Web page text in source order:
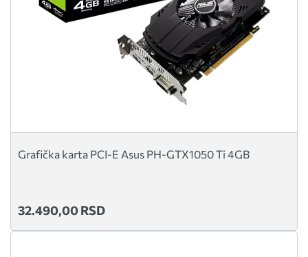
Grafička karta PCI-E Asus PH-GTX1050 Ti 4GB
32.490,00 RSD